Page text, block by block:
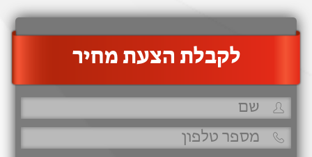
‫לקבלת הצעת מחיר